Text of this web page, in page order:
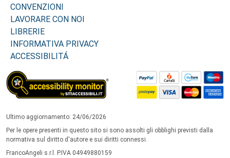
CONVENZIONI
LAVORARE CON NOI
LIBRERIE
INFORMATIVA PRIVACY
ACCESSIBILITÁ
Ultimo aggiornamento: 24/06/2026
Per le opere presenti in questo sito si sono assolti gli obblighi previsti dalla
normativa sul diritto d'autore e sui diritti connessi.
FrancoAngeli s.r.l. P.IVA 04949880159